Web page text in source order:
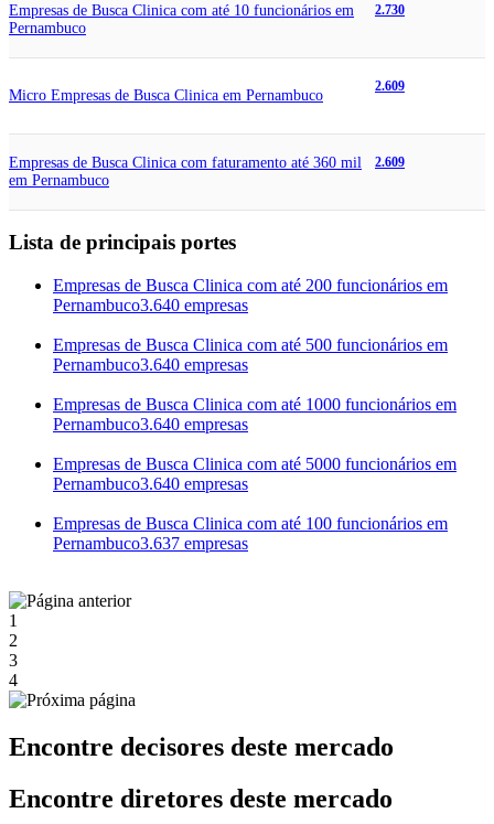
Empresas de Busca Clinica com até 10 funcionários em
Pernambuco
2.730
Micro Empresas de Busca Clinica em Pernambuco
2.609
Empresas de Busca Clinica com faturamento até 360 mil
em Pernambuco
2.609
Lista de principais portes
Empresas de Busca Clinica com até 200 funcionários em
Pernambuco3.640 empresas
Empresas de Busca Clinica com até 500 funcionários em
Pernambuco3.640 empresas
Empresas de Busca Clinica com até 1000 funcionários em
Pernambuco3.640 empresas
Empresas de Busca Clinica com até 5000 funcionários em
Pernambuco3.640 empresas
Empresas de Busca Clinica com até 100 funcionários em
Pernambuco3.637 empresas
1
2
3
4
Encontre decisores deste mercado
Encontre diretores deste mercado